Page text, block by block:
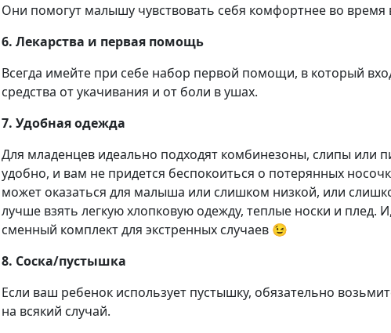
Они помогут малышу чувствовать себя комфортнее во время
6. Лекарства и первая помощь
Всегда имейте при себе набор первой помощи, в который
средства от укачивания и от боли в ушах.
7. Удобная одежда
Для младенцев идеально подходят комбинезоны, слипы или
удобно, и вам не придется беспокоиться о потерянных
может оказаться для малыша или слишком низкой, или
лучше взять легкую хлопковую одежду, теплые носки и плед.
сменный комплект для экстренных случаев 😉
8. Соска/пустышка
Если ваш ребенок использует пустышку, обязательно
на всякий случай.